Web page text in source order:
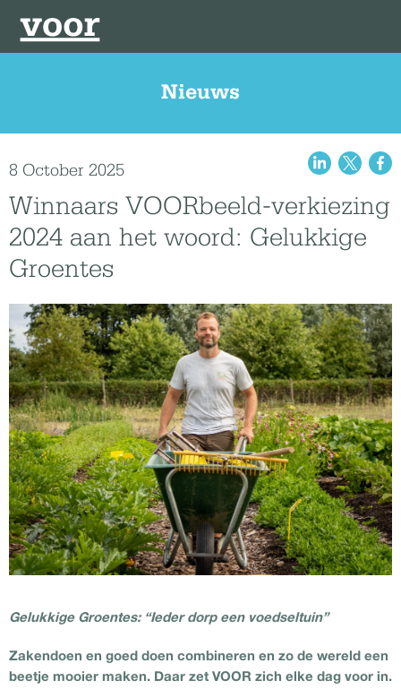
Nieuws
8 October 2025
Winnaars VOORbeeld-verkiezing
2024 aan het woord: Gelukkige
Groentes
Gelukkige Groentes: “Ieder dorp een voedseltuin”
Zakendoen en goed doen combineren en zo de wereld een
beetje mooier maken. Daar zet VOOR zich elke dag voor in.